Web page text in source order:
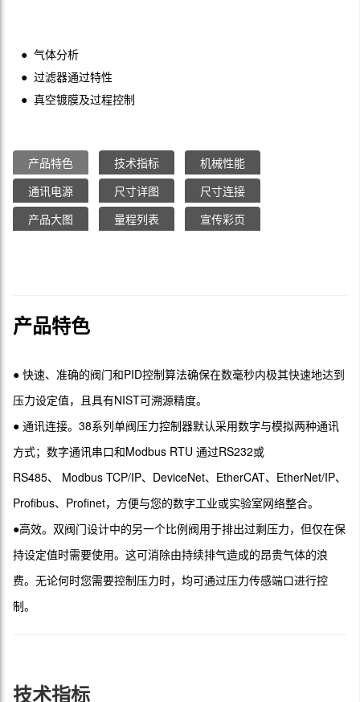
● 气体分析
● 过滤器通过特性
● 真空镀膜及过程控制
产品特色 技术指标
机械性能
通讯电源
尺寸详图
尺寸连接
产品大图
量程列表 宣传彩页
产品特色
● 快速、准确的阀门和PID控制算法确保在数毫秒内极其快速地达到
压力设定值，且具有NIST可溯源精度。
● 通讯连接。38系列单阀压力控制器默认采用数字与模拟两种通讯
方式；数字通讯串口和Modbus RTU 通过RS232或
RS485、 Modbus TCP/IP、DeviceNet、EtherCAT、EtherNet/IP、
Profibus、Profinet，方便与您的数字工业或实验室网络整合。
●高效。双阀门设计中的另一个比例阀用于排出过剩压力，但仅在保
持设定值时需要使用。这可消除由持续排气造成的昂贵气体的浪
费。无论何时您需要控制压力时，均可通过压力传感端口进行控
制。
技术指标